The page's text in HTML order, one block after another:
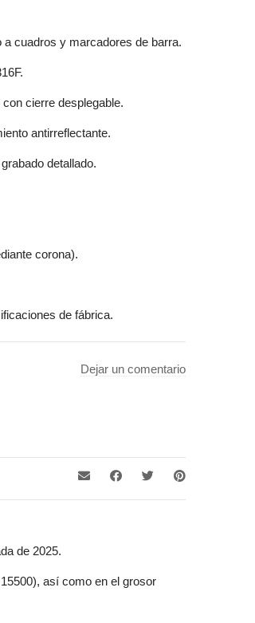
cuadros y marcadores de barra.
cierre desplegable.
antirreflectante.
detallado.
corona).
de fábrica.
Dejar un comentario
de 2025.
así como en el grosor